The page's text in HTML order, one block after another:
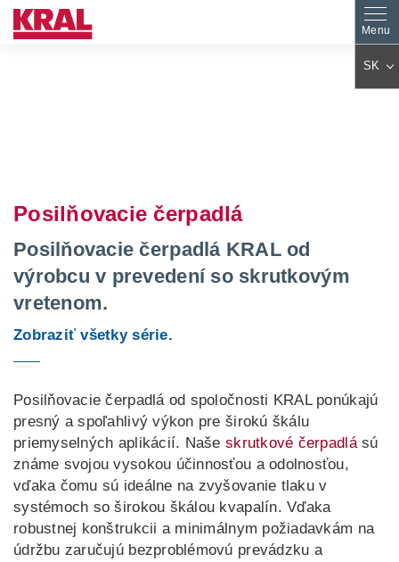
SK
SL
ET
UK
ID
Posilňovacie čerpadlá
Posilňovacie čerpadlá KRAL od
výrobcu v prevedení so skrutkovým
vretenom.
Zobraziť všetky série.
Posilňovacie čerpadlá od spoločnosti KRAL ponúkajú
presný a spoľahlivý výkon pre širokú škálu
priemyselných aplikácií. Naše skrutkové čerpadlású
známe svojou vysokou účinnosťou a odolnosťou,
vďaka čomu sú ideálne na zvyšovanie tlaku v
systémoch so širokou škálou kvapalín. Vďaka
robustnej konštrukcii a minimálnym požiadavkám na
údržbu zaručujú bezproblémovú prevádzku a